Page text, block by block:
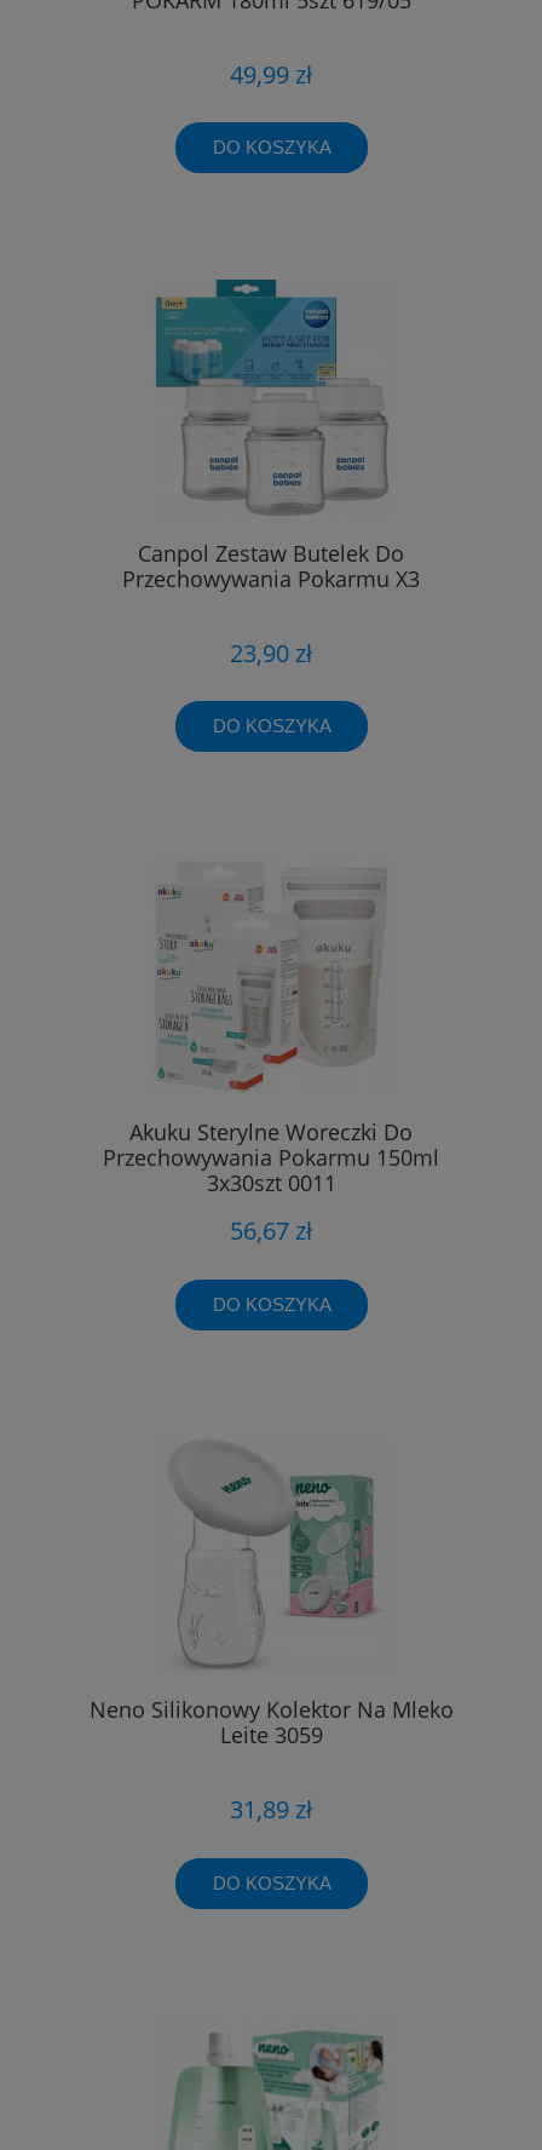
49,99 zł
DO KOSZYKA
Canpol Zestaw Butelek Do
Przechowywania Pokarmu X3
23,90 zł
DO KOSZYKA
Akuku Sterylne Woreczki Do
Przechowywania Pokarmu 150ml
3x30szt 0011
56,67 zł
DO KOSZYKA
Neno Silikonowy Kolektor Na Mleko
Leite 3059
31,89 zł
DO KOSZYKA